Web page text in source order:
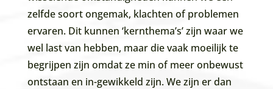
zelfde soort ongemak, klachten of problemen
ervaren. Dit kunnen ‘kernthema’s’ zijn waar we
wel last van hebben, maar die vaak moeilijk te
begrijpen zijn omdat ze min of meer onbewust
ontstaan en in-gewikkeld zijn. We zijn er dan